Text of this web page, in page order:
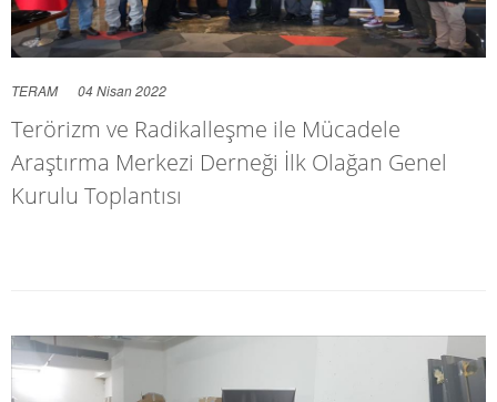
TERAM 04 Nisan 2022
Terörizm ve Radikalleşme ile Mücadele
Araştırma Merkezi Derneği İlk Olağan Genel
Kurulu Toplantısı